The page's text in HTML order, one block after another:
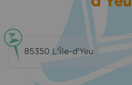
spéciales
85350 L'Île-d'Yeu